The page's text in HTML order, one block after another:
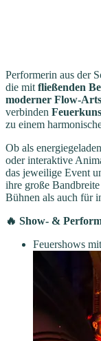
Performerin aus der
die mit fließenden
moderner Flow-
verbinden
zu einem
Ob als
oder interaktive
das jeweilige Event
ihre große
Bühnen als auch für
🔥 Show- &
Feuershows